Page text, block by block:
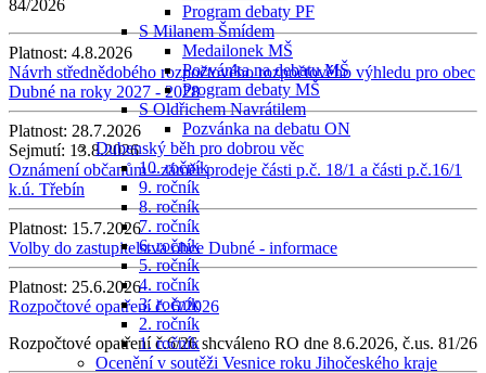
Program debaty PF
S Milanem Šmídem
Medailonek MŠ
Pozvánka na debatu MŠ
Program debaty MŠ
S Oldřichem Navrátilem
Pozvánka na debatu ON
Dubenský běh pro dobrou věc
10. ročník
9. ročník
8. ročník
7. ročník
6. ročník
5. ročník
4. ročník
3. ročník
2. ročník
1. ročník
Ocenění v soutěži Vesnice roku Jihočeského kraje
84/2026
Platnost: 4.8.2026
Návrh střednědobého rozpočtového rozpočtového výhledu pro obec
Dubné na roky 2027 - 2028
Platnost: 28.7.2026
Sejmutí: 13.8.2026
Oznámení občanům - záměr prodeje části p.č. 18/1 a části p.č.16/1
k.ú. Třebín
Platnost: 15.7.2026
Volby do zastupitelstva obce Dubné - informace
Platnost: 25.6.2026
Rozpočtové opatření č. 6/2026
Rozpočtové opatření č.6/26 shcváleno RO dne 8.6.2026, č.us. 81/26